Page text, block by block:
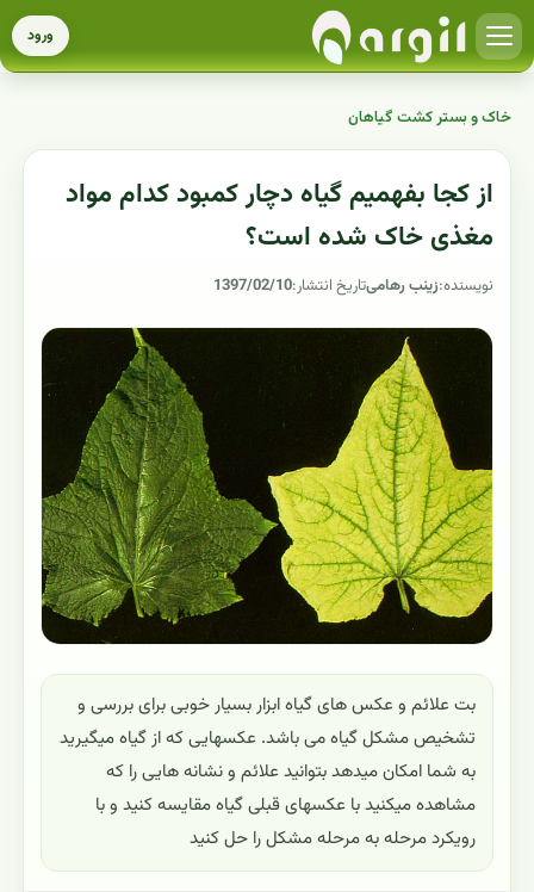
ورود
خاک و بستر کشت گیاهان
از کجا بفهمیم گیاه دچار کمبود کدام مواد
مغذی خاک شده است؟
نویسنده:زینب رهامیتاریخ انتشار:1397/02/10
بت علائم و عکس های گیاه ابزار بسیار خوبی برای بررسی و
تشخیص مشکل گیاه می باشد. عکسهایی که از گیاه میگیرید
به شما امکان میدهد بتوانید علائم و نشانه هایی را که
مشاهده میکنید با عکسهای قبلی گیاه مقایسه کنید و با
رویکرد مرحله به مرحله مشکل را حل کنید